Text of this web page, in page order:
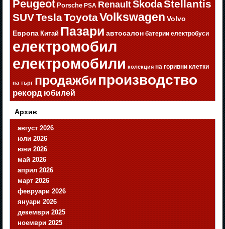
Peugeot Porsche PSA RenaultSkodaStellantis
SUVTeslaToyotaVolkswagen Volvo
Европа Китай Пазари автосалон батерии електробуси
електромобил
електромобили колекция на горивни клетки
на търг продажбипроизводство
рекорд юбилей
Архив
август 2026
юли 2026
юни 2026
май 2026
април 2026
март 2026
февруари 2026
януари 2026
декември 2025
ноември 2025